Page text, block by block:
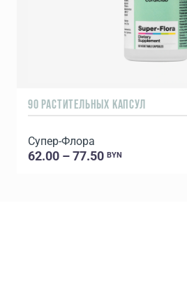
90 РАСТИТЕЛЬНЫХ КАПСУЛ
Супер-Флора
62.00 – 77.50 BYN